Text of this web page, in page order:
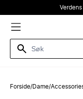
Forside/Dame/